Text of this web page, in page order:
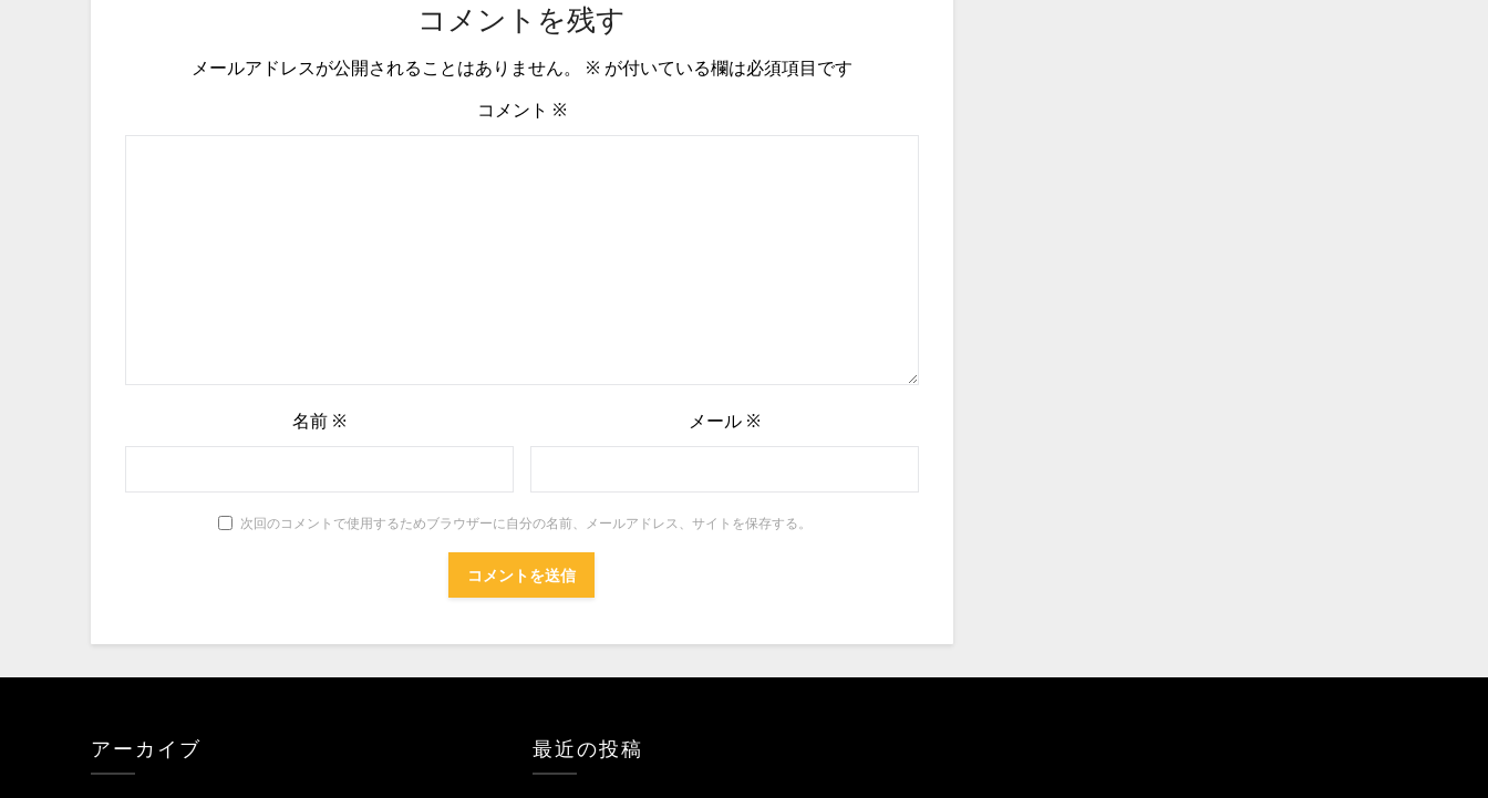
コメントを残す
メールアドレスが公開されることはありません。 ※ が付いている欄は必須項目です
コメント ※
名前 ※ メール ※
次回のコメントで使用するためブラウザーに自分の名前、メールアドレス、サイトを保存する。
アーカイブ 最近の投稿